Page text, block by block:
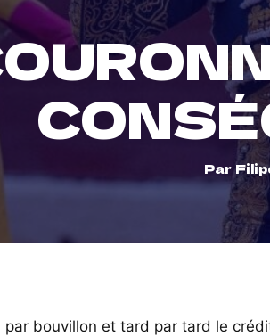
Par
par bouvillon et tard par tard le